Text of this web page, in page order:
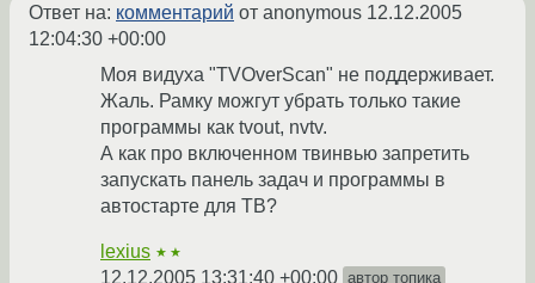
Ответ на: комментарий от anonymous 12.12.2005
12:04:30 +00:00
Моя видуха "TVOverScan" не поддерживает.
Жаль. Рамку можгут убрать только такие
программы как tvout, nvtv.
А как про включенном твинвью запретить
запускать панель задач и программы в
автостарте для ТВ?
lexius ★★
12.12.2005 13:31:40 +00:00 автор топика